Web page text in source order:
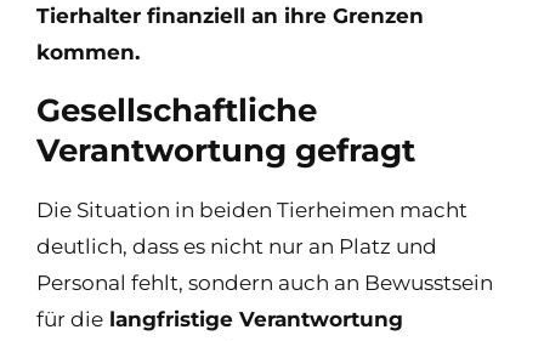
Tierhalter finanziell an ihre Grenzen
kommen.
Gesellschaftliche
Verantwortung gefragt
Die Situation in beiden Tierheimen macht
deutlich, dass es nicht nur an Platz und
Personal fehlt, sondern auch an Bewusstsein
für die langfristige Verantwortung